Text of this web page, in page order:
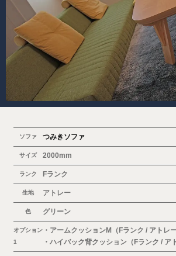
ソファ つみきソファ
サイズ 2000mm
ランク Fランク
生地 アトレー
色 グリーン
オプション
1
・アームクッションM（Fランク / アトレ
・ハイバック背クッション（Fランク / ア